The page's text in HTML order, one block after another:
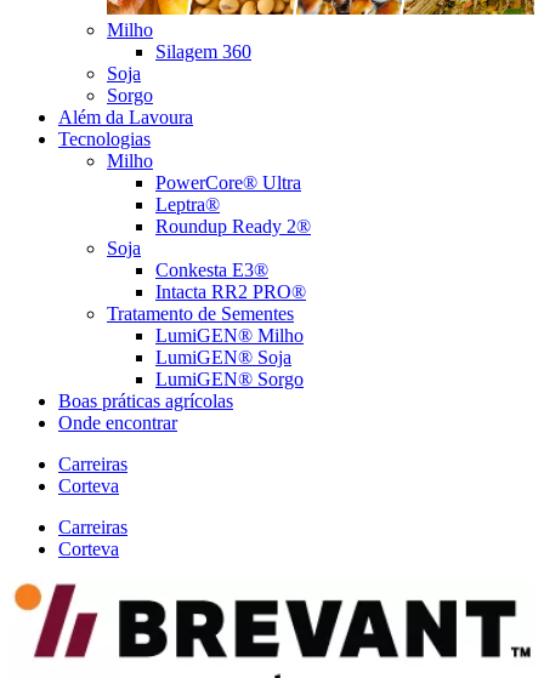
Milho
Silagem 360
Soja
Sorgo
Além da Lavoura
Tecnologias
Milho
PowerCore® Ultra
Leptra®
Roundup Ready 2®
Soja
Conkesta E3®
Intacta RR2 PRO®
Tratamento de Sementes
LumiGEN® Milho
LumiGEN® Soja
LumiGEN® Sorgo
Boas práticas agrícolas
Onde encontrar
Carreiras
Corteva
Carreiras
Corteva